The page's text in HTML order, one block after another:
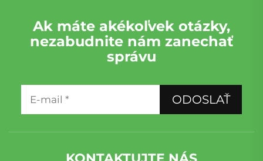
Ak máte akékoľvek otázky,
nezabudnite nám zanechať
správu
ODOSLAŤ